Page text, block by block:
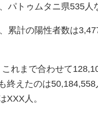
パトゥムタニ県535人
累計の陽性者数は
れまで合わせて
終えたのは
XXX人。